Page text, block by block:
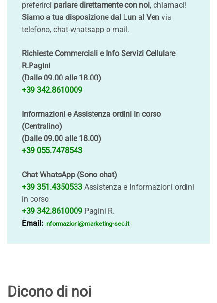
preferirci parlare direttamente con noi, chiamaci!
Siamo a tua disposizione dal Lun al Ven via
telefono, chat whatsapp o mail.
Richieste Commerciali e Info Servizi Cellulare
R.Pagini
(Dalle 09.00 alle 18.00)
+39 342.8610009
Informazioni e Assistenza ordini in corso
(Centralino)
(Dalle 09.00 alle 18.00)
+39 055.7478543
Chat WhatsApp (Sono chat)
+39 351.4350533 Assistenza e Informazioni ordini
in corso
+39 342.8610009 Pagini R.
Email: informazioni@marketing-seo.it
Dicono di noi